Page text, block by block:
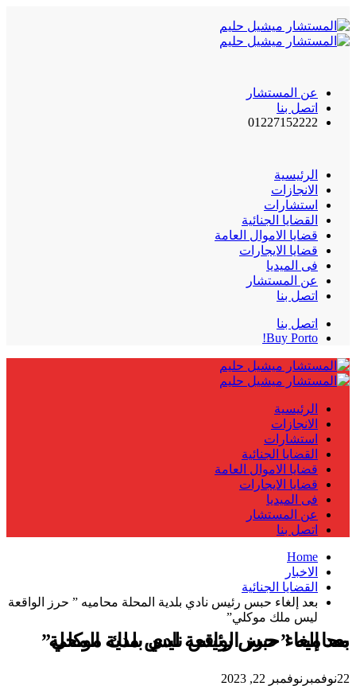
عن المستشار
اتصل بنا
01227152222
الرئيسية
الانجازات
استشارات
القضايا الجنائية
قضايا الاموال العامة
قضايا الايجارات
فى الميديا
عن المستشار
اتصل بنا
اتصل بنا
Buy Porto!
الرئيسية
الانجازات
استشارات
القضايا الجنائية
قضايا الاموال العامة
قضايا الايجارات
فى الميديا
عن المستشار
اتصل بنا
Home
الاخبار
القضايا الجنائية
بعد إلغاء حبس رئيس نادي بلدية المحلة محاميه ” حرز الواقعة
ليس ملك موكلي”
بعد إلغاء حبس رئيس نادي بلدية المحلة محاميه ” حرز الواقعة ليس ملك موكلي”
22نوفمبر نوفمبر 22, 2023